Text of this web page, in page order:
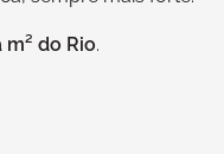
do Rio.